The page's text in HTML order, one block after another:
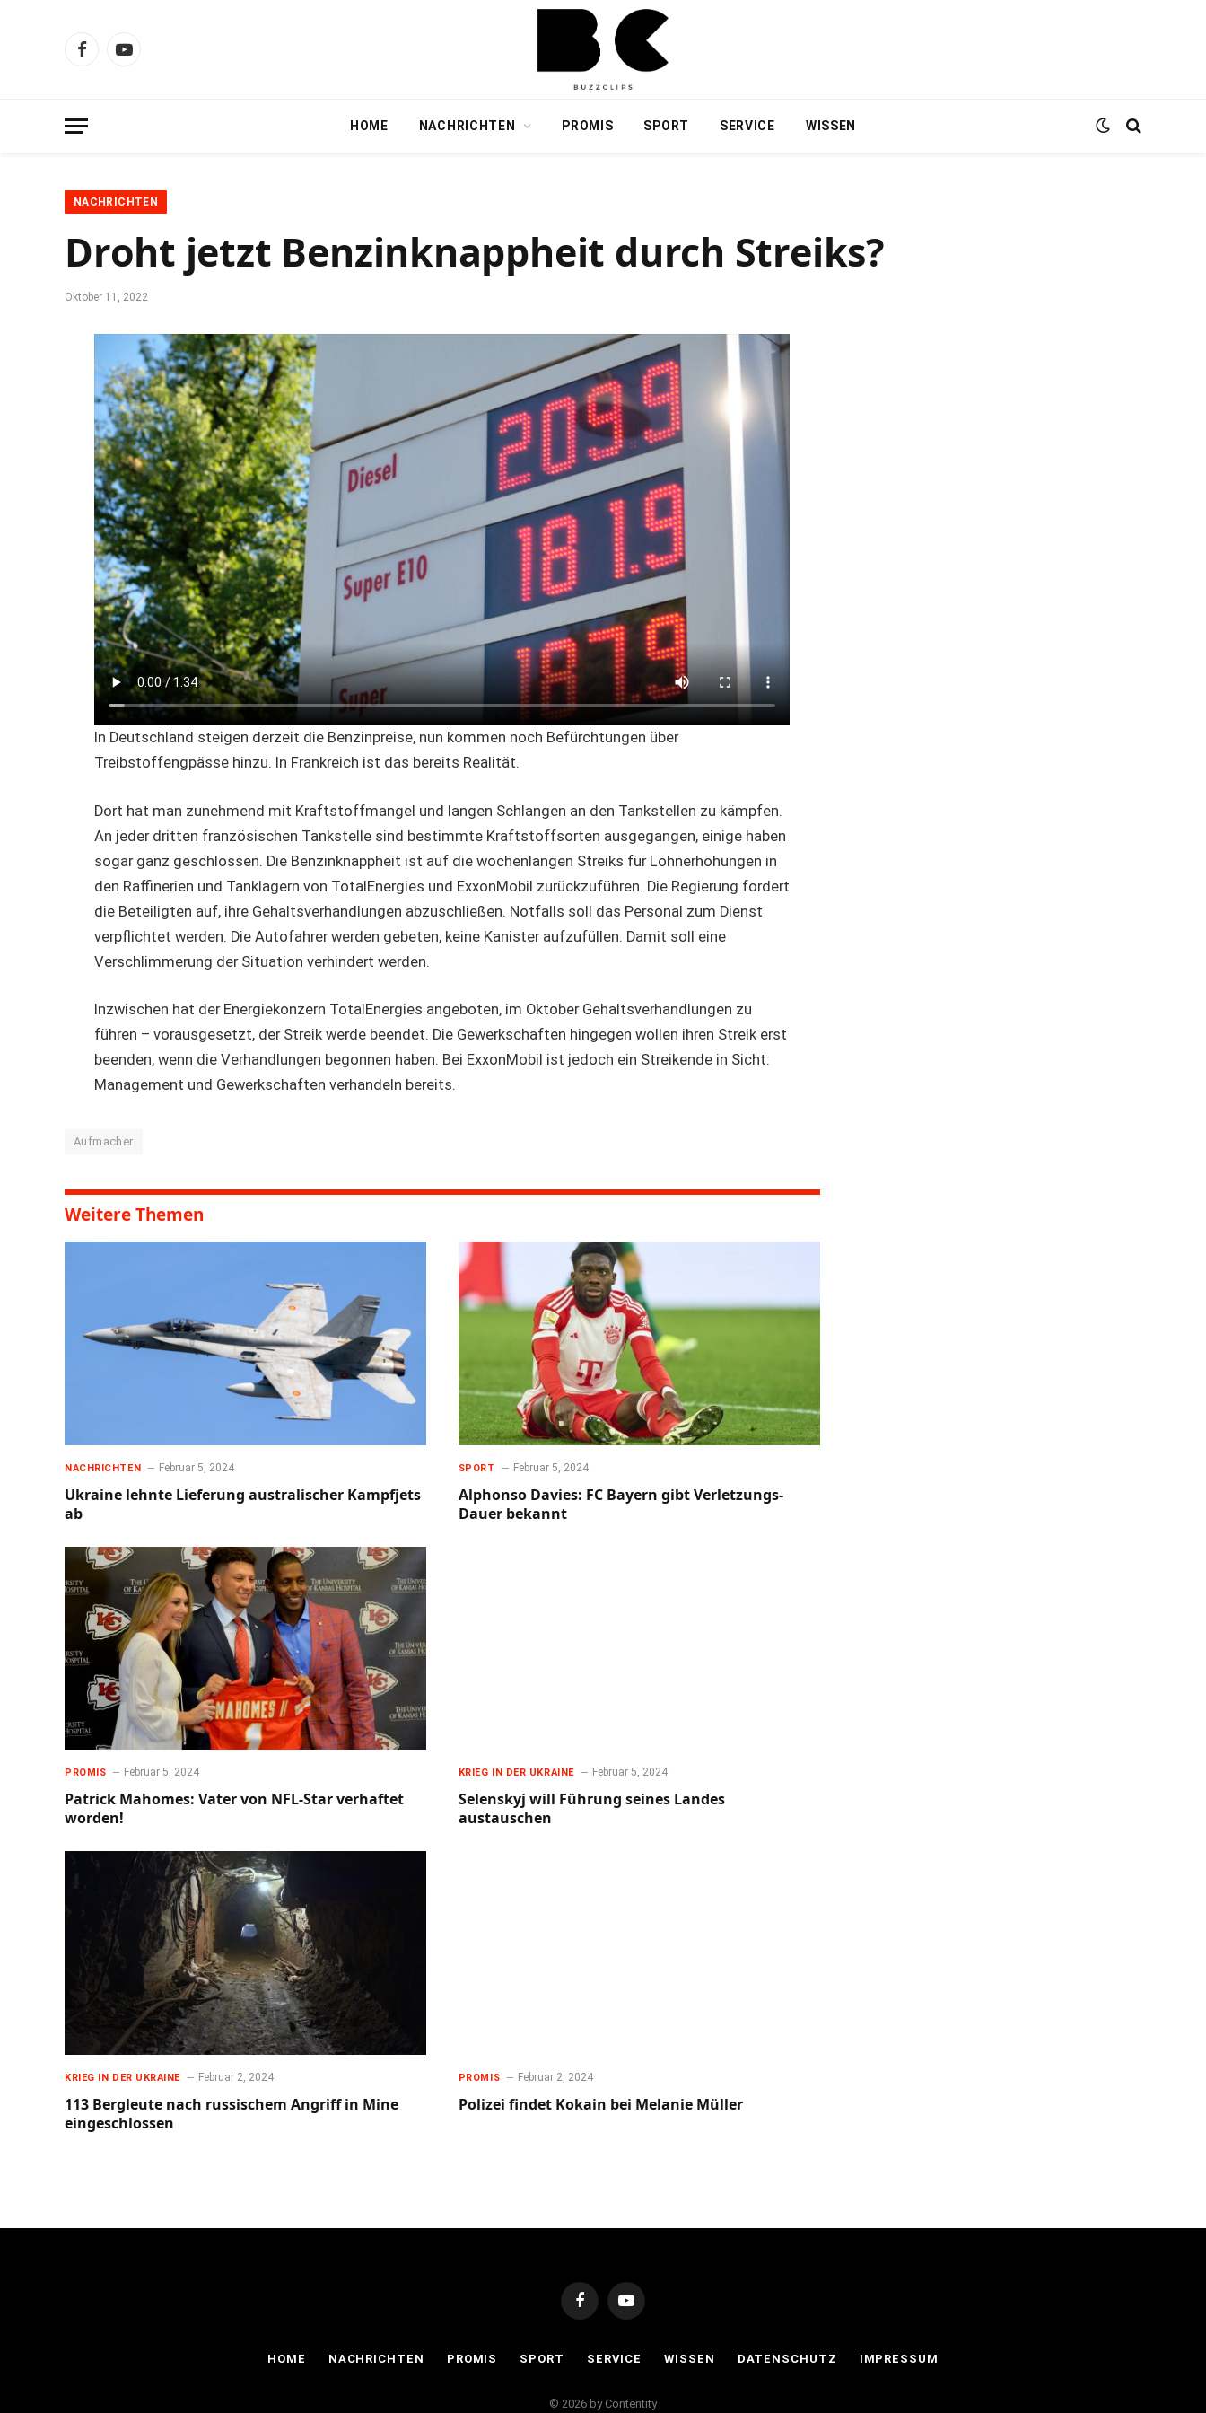
FacebookYouTube
HOME NACHRICHTEN PROMIS SPORT SERVICE WISSEN
NACHRICHTEN
Droht jetzt Benzinknappheit durch Streiks?
Oktober 11, 2022
In Deutschland steigen derzeit die Benzinpreise, nun kommen noch Befürchtungen über
Treibstoffengpässe hinzu. In Frankreich ist das bereits Realität.
Dort hat man zunehmend mit Kraftstoffmangel und langen Schlangen an den Tankstellen zu kämpfen.
An jeder dritten französischen Tankstelle sind bestimmte Kraftstoffsorten ausgegangen, einige haben
sogar ganz geschlossen. Die Benzinknappheit ist auf die wochenlangen Streiks für Lohnerhöhungen in
den Raffinerien und Tanklagern von TotalEnergies und ExxonMobil zurückzuführen. Die Regierung fordert
die Beteiligten auf, ihre Gehaltsverhandlungen abzuschließen. Notfalls soll das Personal zum Dienst
verpflichtet werden. Die Autofahrer werden gebeten, keine Kanister aufzufüllen. Damit soll eine
Verschlimmerung der Situation verhindert werden.
Inzwischen hat der Energiekonzern TotalEnergies angeboten, im Oktober Gehaltsverhandlungen zu
führen – vorausgesetzt, der Streik werde beendet. Die Gewerkschaften hingegen wollen ihren Streik erst
beenden, wenn die Verhandlungen begonnen haben. Bei ExxonMobil ist jedoch ein Streikende in Sicht:
Management und Gewerkschaften verhandeln bereits.
Aufmacher
Weitere Themen
NACHRICHTEN Februar 5, 2024
Ukraine lehnte Lieferung australischer Kampfjets
ab
SPORT Februar 5, 2024
Alphonso Davies: FC Bayern gibt Verletzungs-
Dauer bekannt
PROMIS Februar 5, 2024
Patrick Mahomes: Vater von NFL-Star verhaftet
worden!
KRIEG IN DER UKRAINE Februar 5, 2024
Selenskyj will Führung seines Landes
austauschen
KRIEG IN DER UKRAINE Februar 2, 2024
113 Bergleute nach russischem Angriff in Mine
eingeschlossen
PROMIS Februar 2, 2024
Polizei findet Kokain bei Melanie Müller
FacebookYouTube
HOME NACHRICHTEN PROMIS SPORT SERVICE WISSEN DATENSCHUTZ IMPRESSUM
© 2026 by Contentity